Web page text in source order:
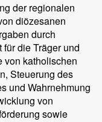
der regionalen
diözesanen
durch
die Träger und
von katholischen
Steuerung des
und Wahrnehmung
von
sowie